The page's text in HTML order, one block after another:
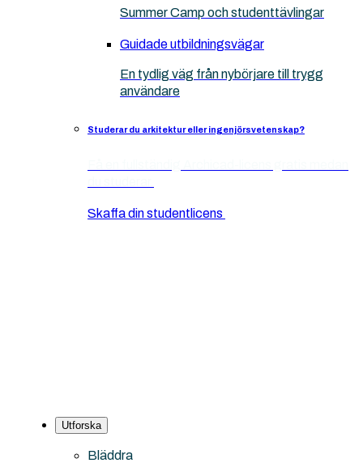
Summer Camp och studenttävlingar
Guidade utbildningsvägar
En tydlig väg från nybörjare till trygg
användare
Studerar du arkitektur eller ingenjörsvetenskap?
Skaffa din studentlicens
Utforska
Bläddra